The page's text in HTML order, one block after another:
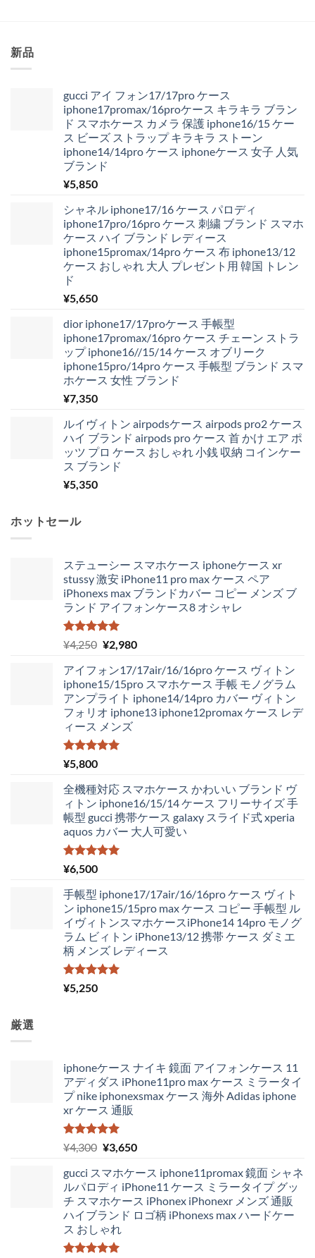
新品
gucci アイ フォン17/17pro ケース
iphone17promax/16proケース キラキラ ブラン
ド スマホケース カメラ 保護 iphone16/15 ケー
ス ビーズ ストラップ キラキラ ストーン
iphone14/14pro ケース iphoneケース 女子 人気
ブランド
¥5,850
シャネル iphone17/16 ケース パロディ
iphone17pro/16pro ケース 刺繍 ブランド スマホ
ケース ハイ ブランド レディース
iphone15promax/14pro ケース 布 iphone13/12
ケース おしゃれ 大人 プレゼント用 韓国 トレン
ド
¥5,650
dior iphone17/17proケース 手帳型
iphone17promax/16pro ケース チェーン ストラ
ップ iphone16//15/14 ケース オブリーク
iphone15pro/14pro ケース 手帳型 ブランド スマ
ホケース 女性 ブランド
¥7,350
ルイヴィトン airpodsケース airpods pro2 ケース
ハイ ブランド airpods pro ケース 首 かけ エア ポ
ッツ プロ ケース おしゃれ 小銭 収納 コインケー
ス ブランド
¥5,350
ホットセール
ステューシー スマホケース iphoneケース xr
stussy 激安 iPhone11 pro max ケース ペア
iPhonexs max ブランドカバー コピー メンズ ブ
ランド アイフォンケース8 オシャレ
5段階中
5.00
の評価
¥4,250 元
価
格
は
¥4,250
で
し
¥2,980現
の
価
格
は
アイフォン17/17air/16/16pro ケース ヴィトン
iphone15/15pro スマホケース 手帳 モノグラム
アンプライト iphone14/14pro カバー ヴィトン
フォリオ iphone13 iphone12promax ケース レデ
ィース メンズ
5段階中
5.00
¥5,800
全機種対応 スマホケース かわいい ブランド ヴ
ィトン iphone16/15/14 ケース フリーサイズ 手
帳型 gucci 携帯ケース galaxy スライド式 xperia
aquos カバー 大人可愛い
5段階中
5.00
¥6,500
手帳型 iphone17/17air/16/16pro ケース ヴィト
ン iphone15/15pro max ケース コピー 手帳型 ル
イヴィトンスマホケースiPhone14 14pro モノグ
ラム ビィトン iPhone13/12 携帯 ケース ダミエ
柄 メンズ レディース
5段階中
5.00
¥5,250
厳選
iphoneケース ナイキ 鏡面 アイフォンケース 11
アディダス iPhone11pro max ケース ミラータイ
プ nike iphonexsmax ケース 海外 Adidas iphone
xr ケース 通販
5段階中
5.00
の評価
¥4,300 元
価
格
は
¥4,300
で
し
¥3,650現
の
価
格
は
gucci スマホケース iphone11promax 鏡面 シャネ
ルパロディ iPhone11 ケース ミラータイプ グッ
チ スマホケース iPhonex iPhonexr メンズ 通販
ハイブランド ロゴ柄 iPhonexs max ハードケー
ス おしゃれ